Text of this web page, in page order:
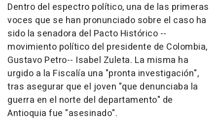
Dentro del espectro político, una de las primeras
voces que se han pronunciado sobre el caso ha
sido la senadora del Pacto Histórico --
movimiento político del presidente de Colombia,
Gustavo Petro-- Isabel Zuleta. La misma ha
urgido a la Fiscalía una "pronta investigación",
tras asegurar que el joven "que denunciaba la
guerra en el norte del departamento" de
Antioquia fue "asesinado".